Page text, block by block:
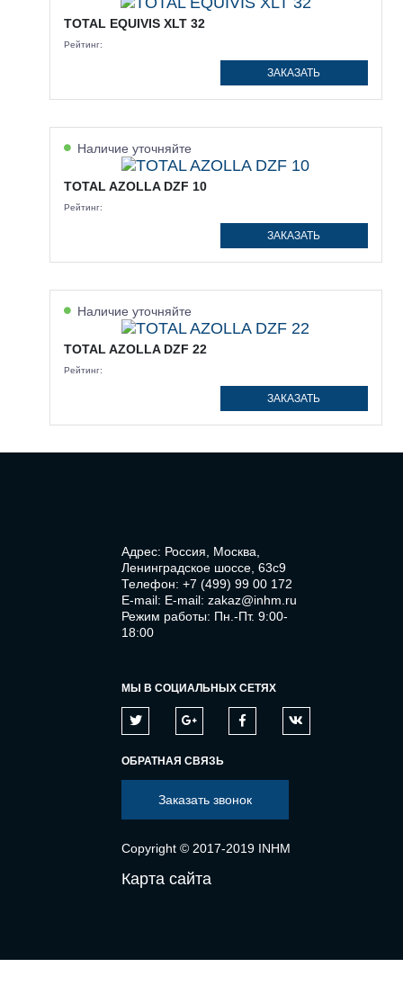
TOTAL EQUIVIS XLT 32
Рейтинг:
ЗАКАЗАТЬ
Наличие уточняйте
TOTAL AZOLLA DZF 10
Рейтинг:
ЗАКАЗАТЬ
Наличие уточняйте
TOTAL AZOLLA DZF 22
Рейтинг:
ЗАКАЗАТЬ
Адрес: Россия, Москва,
Ленинградское шоссе, 63с9
Телефон: +7 (499) 99 00 172
E-mail: E-mail: zakaz@inhm.ru
Режим работы: Пн.-Пт. 9:00-
18:00
МЫ В СОЦИАЛЬНЫХ СЕТЯХ
ОБРАТНАЯ СВЯЗЬ
Заказать звонок
Copyright © 2017-2019 INHM
Карта сайта